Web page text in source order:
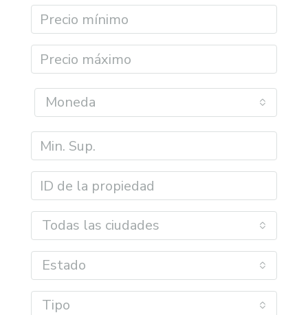
Moneda
Todas las ciudades
Estado
Tipo